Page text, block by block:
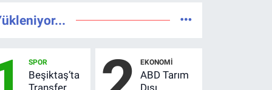
SPOR
Beşiktaş’ta
Transfer
EKONOMI
ABD Tarım
Dışı